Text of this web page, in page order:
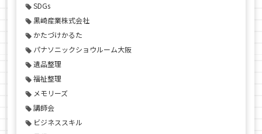
SDGs
黒崎産業株式会社
かたづけかるた
パナソニックショウルーム大阪
遺品整理
福祉整理
メモリーズ
講師会
ビジネススキル